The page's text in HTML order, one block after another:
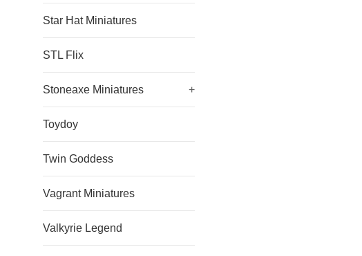
Star Hat Miniatures
STL Flix
Stoneaxe Miniatures +
Toydoy
Twin Goddess
Vagrant Miniatures
Valkyrie Legend